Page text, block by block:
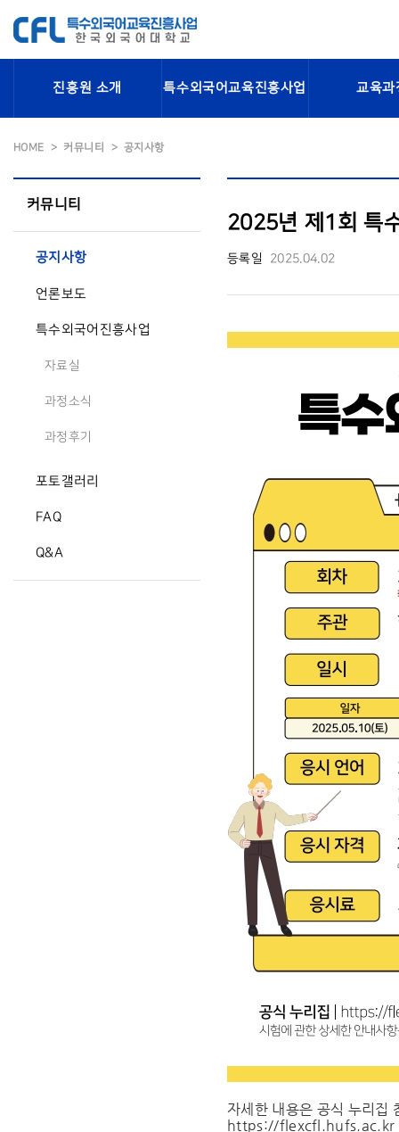
진흥원 소개 특수외국어교육진흥사업 교육과
HOME 커뮤니티 공지사항
커뮤니티
공지사항
언론보도
특수외국어진흥사업
자료실
과정소식
과정후기
포토갤러리
FAQ
Q&A
2025년 제1회 특
등록일 2025.04.02
자세한 내용은 공식 누리집
https://flexcfl.hufs.ac.kr